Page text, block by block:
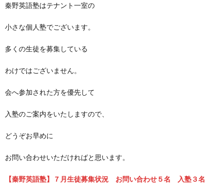
秦野英語塾はテナント一室の
小さな個人塾でございます。
多くの生徒を募集している
わけではございません。
会へ参加された方を優先して
入塾のご案内をいたしますので、
どうぞお早めに
お問い合わせいただければと思います。
【秦野英語塾】７月生徒募集状況 お問い合わせ５名 入塾３名